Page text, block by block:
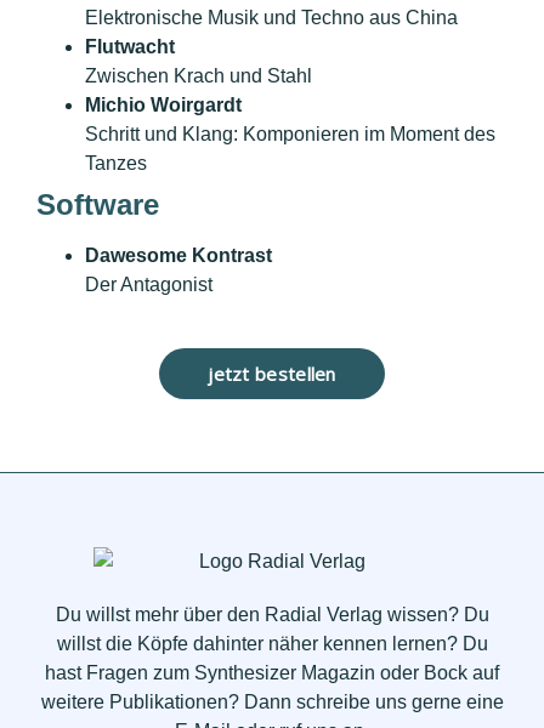
Elektronische Musik und Techno aus China
Flutwacht
Zwischen Krach und Stahl
Michio Woirgardt
Schritt und Klang: Komponieren im Moment des
Tanzes
Software
Dawesome Kontrast
Der Antagonist
Du willst mehr über den Radial Verlag wissen? Du
willst die Köpfe dahinter näher kennen lernen? Du
hast Fragen zum Synthesizer Magazin oder Bock auf
weitere Publikationen? Dann schreibe uns gerne eine